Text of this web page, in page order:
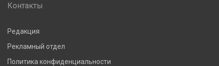
Контакты
Редакция
Рекламный отдел
Политика конфиденциальности